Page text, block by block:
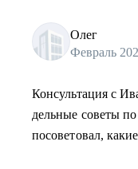
Олег
Февраль
Консультация с
дельные советы
посоветовал,